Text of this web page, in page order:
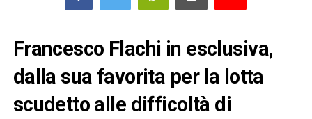
Francesco Flachi in esclusiva,
dalla sua favorita per la lotta
scudetto alle difficoltà di